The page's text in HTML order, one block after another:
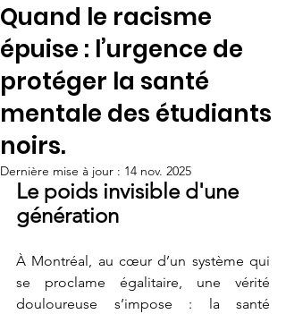
Quand le racisme
épuise : l’urgence de
protéger la santé
mentale des étudiants
noirs.
Dernière mise à jour : 14 nov. 2025
Le poids invisible d'une
génération
À Montréal, au cœur d’un système qui
se proclame égalitaire, une vérité
douloureuse s’impose : la santé